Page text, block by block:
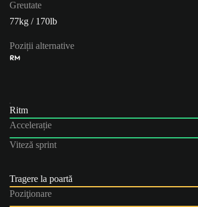
Greutate
77kg / 170lb
Poziții alternative
RM
Ritm
Accelerație
Viteză sprint
Tragere la poartă
Poziţionare